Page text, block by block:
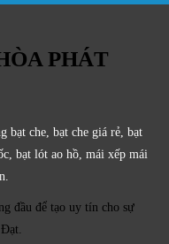
PHÁT
bạt che, bạt che giá rẻ, bạt
bạt lót ao hồ, mái xếp mái
đầu để tạo uy tín cho sự